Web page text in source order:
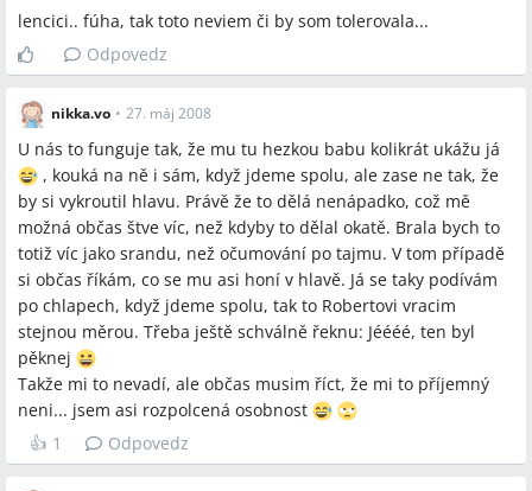
lencici.. fúha, tak toto neviem či by som tolerovala...
Odpovedz
nikka.vo • 27. máj 2008
U nás to funguje tak, že mu tu hezkou babu kolikrát ukážu já
, kouká na ně i sám, když jdeme spolu, ale zase ne tak, že
by si vykroutil hlavu. Právě že to dělá nenápadko, což mě
možná občas štve víc, než kdyby to dělal okatě. Brala bych to
totiž víc jako srandu, než očumování po tajmu. V tom případě
si občas říkám, co se mu asi honí v hlavě. Já se taky podívám
po chlapech, když jdeme spolu, tak to Robertovi vracim
stejnou měrou. Třeba ještě schválně řeknu: Jéééé, ten byl
pěknej
Takže mi to nevadí, ale občas musim říct, že mi to příjemný
neni... jsem asi rozpolcená osobnost
👍 1 Odpovedz